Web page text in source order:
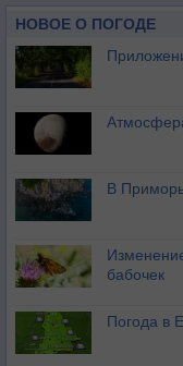
НОВОЕ О ПОГОДЕ
В
бабочек
Погода в